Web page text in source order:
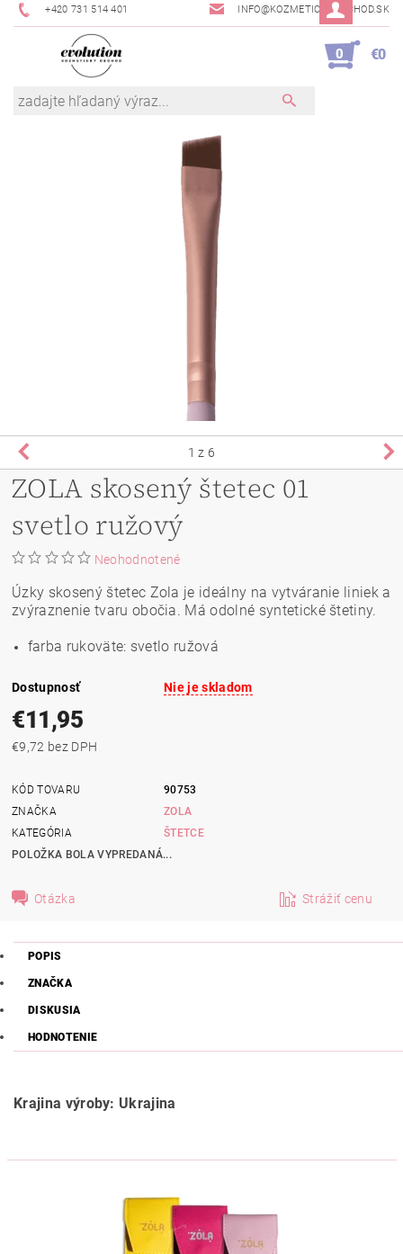
+420 731 514 401 INFO@KOZMETICKYOBCHOD.SK
0 €0
1 z 6
ZOLA skosený štetec 01
svetlo ružový
Neohodnotené
Úzky skosený štetec Zola je ideálny na vytváranie liniek a
zvýraznenie tvaru obočia. Má odolné syntetické štetiny.
farba rukoväte: svetlo ružová
Dostupnosť Nie je skladom
€11,95
€9,72 bez DPH
KÓD TOVARU
90753
ZNAČKA
ZOLA
KATEGÓRIA
ŠTETCE
POLOŽKA BOLA VYPREDANÁ...
Otázka Strážiť cenu
POPIS
ZNAČKA
DISKUSIA
HODNOTENIE
Krajina výroby: Ukrajina